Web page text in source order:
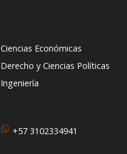
Ciencias Económicas
Derecho y Ciencias Políticas
Ingeniería
+57 3102334941